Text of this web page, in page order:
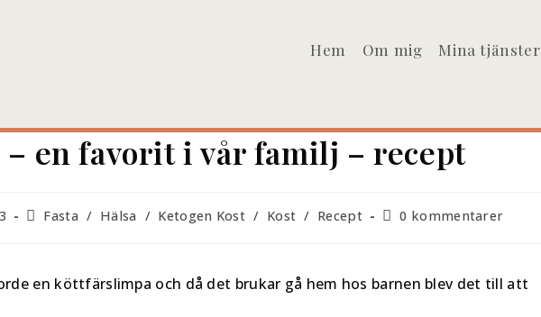
Hem Om mig Mina tjänster
en favorit i vår familj – recept
Fasta / Hälsa / Ketogen Kost / Kost / Recept 0 kommentarer
en köttfärslimpa och då det brukar gå hem hos barnen blev det till att